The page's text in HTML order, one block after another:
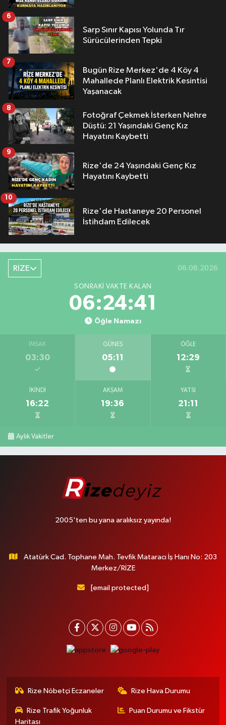
Sarp Sınır Kapısı Yolunda Tır
Sürücülerinden Tepki
6
Bugün Rize Merkez'de 4 Köy 4
Mahallede Planlı Elektrik Kesintisi
Yaşanacak
7
Fotoğraf Çekmek İsterken Nehre
Düştü: 21 Yaşındaki Genç Kız
Hayatını Kaybetti
8
Rize'de 24 Yaşındaki Genç Kız
Hayatını Kaybetti
9
Rize'de Hastaneye 20 Personel
İstihdam Edilecek
10
RİZE 06.08.2026
SONRAKI VAKTE KALAN
06:24:41
Öğle Namazı
İMSAK
03:30
GÜNEŞ
05:11
ÖĞLE
12:29
İKINDI
16:22
AKŞAM
19:36
YATSI
21:11
Aylık Vakitler
2005'ten bu yana aralıksız yayında!
Atatürk Cad. Tophane Mah. Tevfik Mataracı İş Hanı No: 203
Merkez/RİZE
[email protected]
Rize Nöbetçi Eczaneler Rize Hava Durumu
Rize Trafik Yoğunluk
Haritası
Puan Durumu ve Fikstür